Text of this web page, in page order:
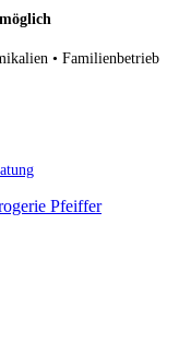
• Familienbetrieb